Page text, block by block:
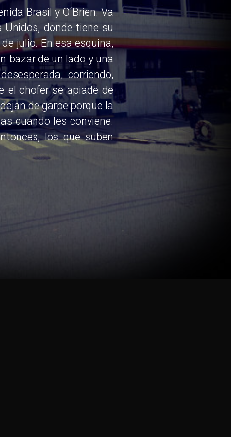
Brasil y O´Brien. Va
donde tiene su
julio. En esa esquina,
bazar de un lado y una
corriendo,
el chofer se apiade de
de garpe porque la
cuando les conviene.
los que suben